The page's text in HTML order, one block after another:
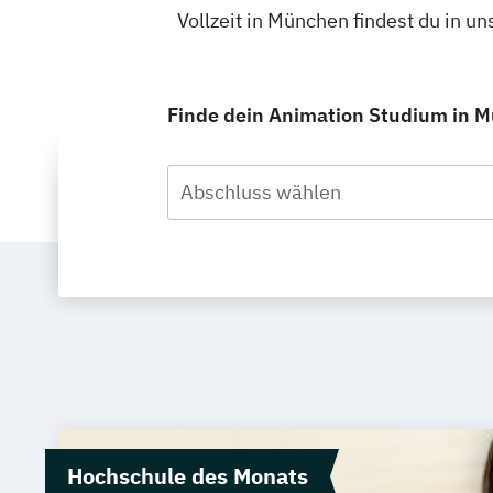
Vollzeit in München findest du in
Finde dein Animation Studium in
Abschluss wählen
Hochschule des Monats